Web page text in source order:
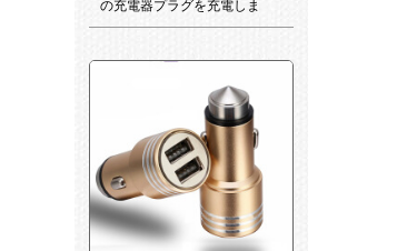
の充電器プラグを充電しま
す。車載充電器車の充電器は
携帯電話「クラシックブラッ
ク」のミニデジタルモデルで
す。電圧監視*3.4 A大電流*を
配合しています。